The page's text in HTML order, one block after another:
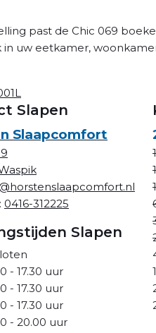
past de Chic 069
uw eetkamer,
Slapen
Slaapcomfort
0416-312225
Slapen
- 17.30 uur
- 17.30 uur
- 17.30 uur
- 20.00 uur
1
1
1